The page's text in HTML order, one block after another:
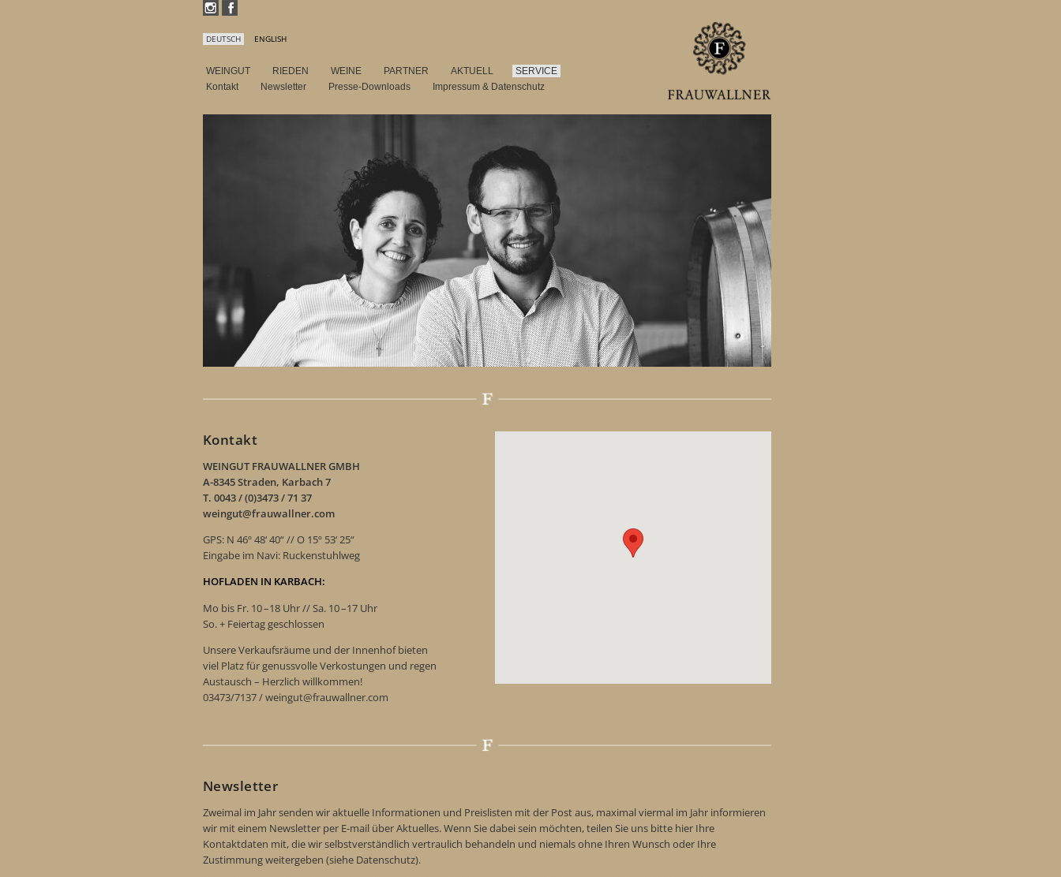
WEINGUT RIEDEN WEINE PARTNER AKTUELL
SERVICE
Kontakt
Newsletter Presse-Downloads Impressum & Datenschutz
DEUTSCH ENGLISH
Kontakt
WEINGUT FRAUWALLNER GMBH
A-8345 Straden, Karbach 7
T. 0043 / (0)3473 / 71 37
weingut@frauwallner.com
GPS: N 46º 48‘ 40“ // O 15º 53‘ 25“
Eingabe im Navi: Ruckenstuhlweg
HOFLADEN IN KARBACH:
Mo bis Fr. 10 –18 Uhr // Sa. 10 –17 Uhr
So. + Feiertag geschlossen
Unsere Verkaufsräume und der Innenhof bieten
viel Platz für genussvolle Verkostungen und regen
Austausch – Herzlich willkommen!
03473/7137 / weingut@frauwallner.com
Newsletter
Zweimal im Jahr senden wir aktuelle Informationen und Preislisten mit der Post aus, maximal viermal im Jahr informieren
wir mit einem Newsletter per E-mail über Aktuelles. Wenn Sie dabei sein möchten, teilen Sie uns bitte hier Ihre
Kontaktdaten mit, die wir selbstverständlich vertraulich behandeln und niemals ohne Ihren Wunsch oder Ihre
Zustimmung weitergeben (siehe Datenschutz).